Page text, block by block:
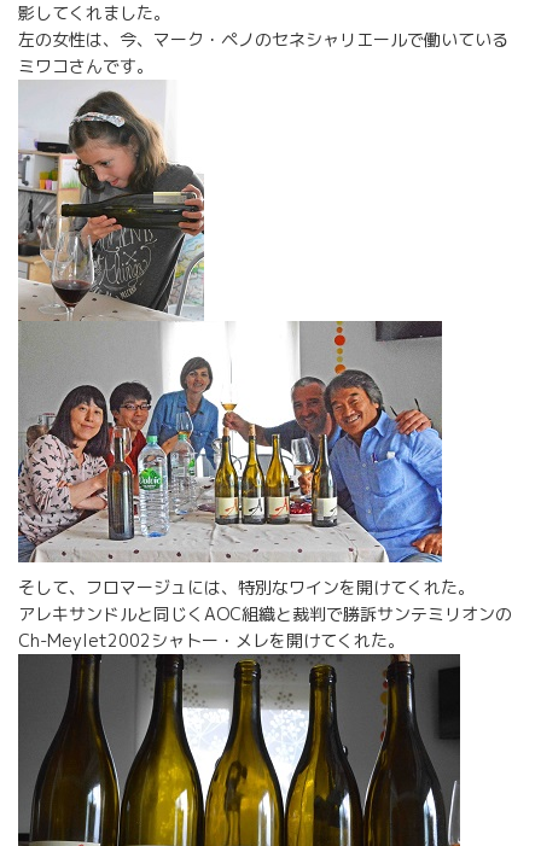
影してくれました。
左の女性は、今、マーク・ペノのセネシャリエールで働いている
ミワコさんです。
そして、フロマージュには、特別なワインを開けてくれた。
アレキサンドルと同じくAOC組織と裁判で勝訴サンテミリオンの
Ch-Meylet2002シャトー・メレを開けてくれた。